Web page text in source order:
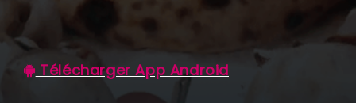
Télécharger App Android